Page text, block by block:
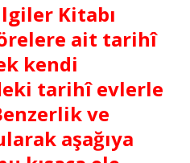
Kitabı
ait tarihî
kendi
tarihî evlerle
ve
aşağıya